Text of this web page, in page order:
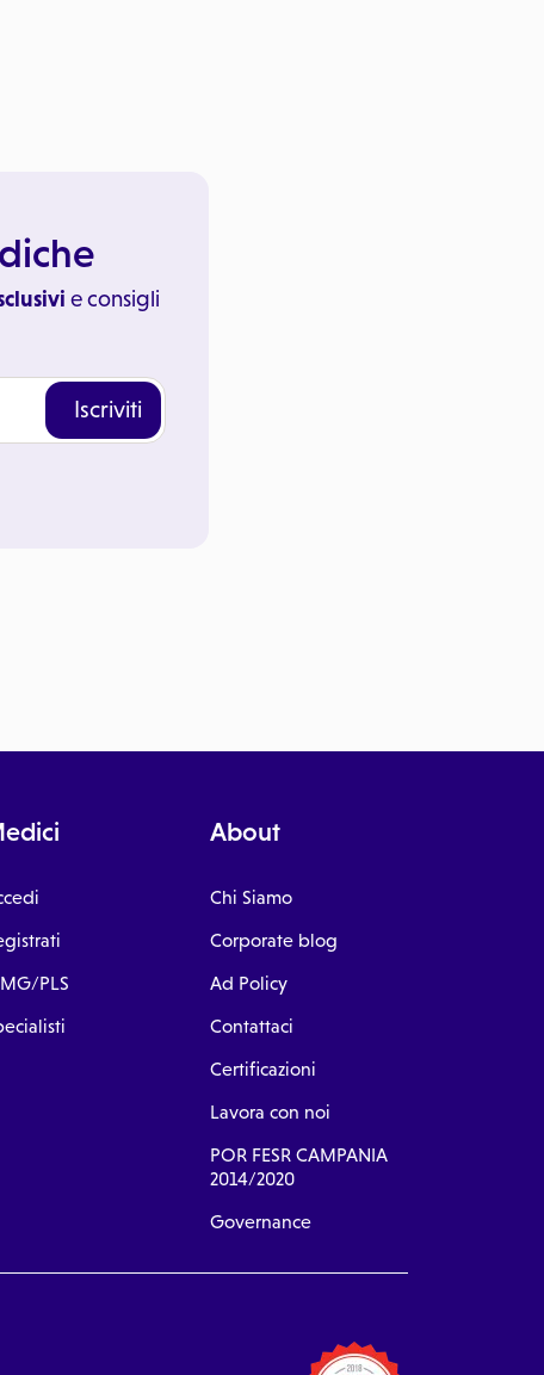
e consigli
Iscriviti
PLS
About
Chi Siamo
Corporate blog
Ad Policy
Contattaci
Certificazioni
Lavora con noi
POR FESR CAMPANIA
2014/2020
Governance